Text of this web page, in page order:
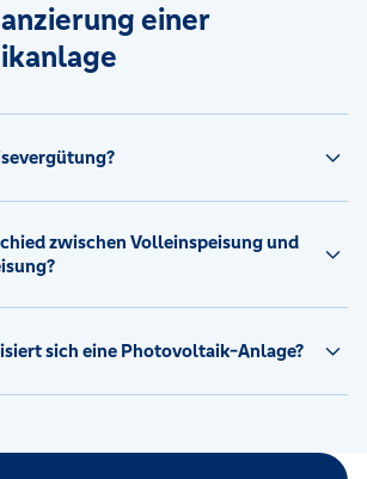
einer
zwischen Volleinspeisung und
sich eine Photovoltaik-Anlage?